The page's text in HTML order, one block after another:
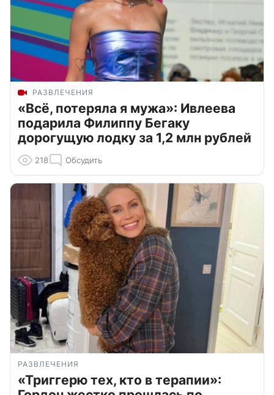
РАЗВЛЕЧЕНИЯ
«Всё, потеряла я мужа»: Ивлеева
подарила Филиппу Бегаку
дорогущую лодку за 1,2 млн рублей
218 Обсудить
РАЗВЛЕЧЕНИЯ
«Триггерю тех, кто в терапии»: